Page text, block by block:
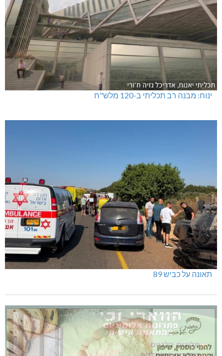
ינוח: מבנה רב תכליתי ב-120 מלש"ח
תאונה על כביש 89